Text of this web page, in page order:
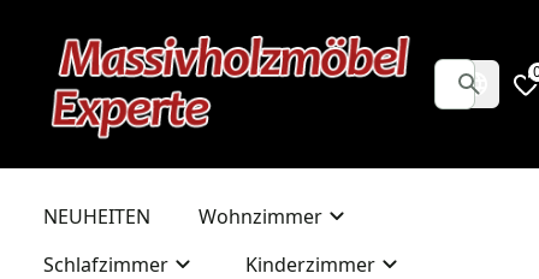
NEUHEITEN
Wohnzimmer
Schlafzimmer
Kinderzimmer